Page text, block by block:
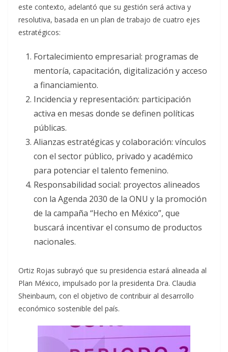
este contexto, adelantó que su gestión será activa y
resolutiva, basada en un plan de trabajo de cuatro ejes
estratégicos:
Fortalecimiento empresarial: programas de
mentoría, capacitación, digitalización y acceso
a financiamiento.
Incidencia y representación: participación
activa en mesas donde se definen políticas
públicas.
Alianzas estratégicas y colaboración: vínculos
con el sector público, privado y académico
para potenciar el talento femenino.
Responsabilidad social: proyectos alineados
con la Agenda 2030 de la ONU y la promoción
de la campaña “Hecho en México”, que
buscará incentivar el consumo de productos
nacionales.
Ortiz Rojas subrayó que su presidencia estará alineada al
Plan México, impulsado por la presidenta Dra. Claudia
Sheinbaum, con el objetivo de contribuir al desarrollo
económico sostenible del país.